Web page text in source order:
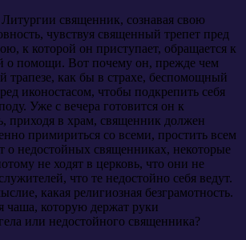
священник, сознавая свою
чувствуя священный трепет пред
к которой он приступает, обращается к
о помощи. Вот почему он, прежде чем
трапезе, как бы в страхе, беспомощный
иконостасом, чтобы подкрепить себя
Уже с вечера готовится он к
приходя в храм, священник должен
примириться со всеми, простить всем
о недостойных священниках, некоторые
не ходят в церковь, что они не
что те недостойно себя ведут.
какая религиозная безграмотность.
чаша, которую держат руки
или недостойного священника?